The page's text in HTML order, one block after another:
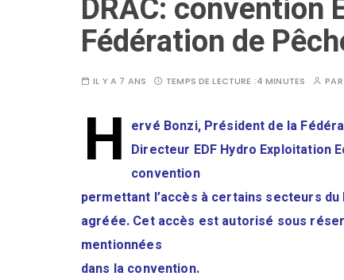
DRAC: convention
Fédération de
IL Y A 7 ANS TEMPS DE LECTURE :4 MINUTES PAR
H ervé Bonzi, Président de la
Directeur EDF Hydro Exploitation
convention
permettant l’accès à certains secteurs
agréée. Cet accès est autorisé sous
mentionnées
dans la convention.